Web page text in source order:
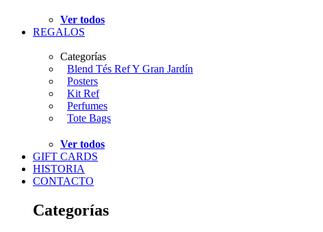
Ver todos
REGALOS
Categorías
Blend Tés Ref Y Gran Jardín
Posters
Kit Ref
Perfumes
Tote Bags
Ver todos
GIFT CARDS
HISTORIA
CONTACTO
Categorías